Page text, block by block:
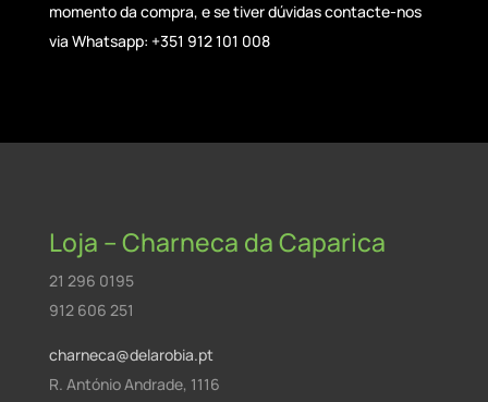
momento da compra, e se tiver dúvidas contacte-nos
via Whatsapp: +351 912 101 008
Loja – Charneca da Caparica
21 296 0195
912 606 251
charneca@delarobia.pt
R. António Andrade, 1116